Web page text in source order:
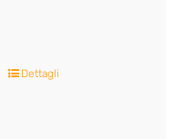
Dettagli